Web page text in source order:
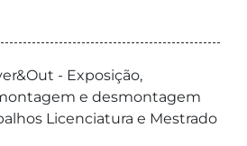
- Exposição,
e desmontagem
Licenciatura e Mestrado